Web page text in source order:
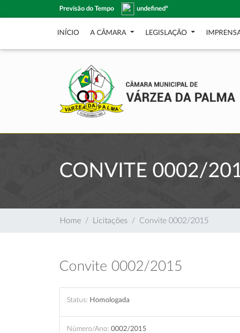
Previsão do Tempo undefinedº
INÍCIO A CÂMARA LEGISLAÇÃO
CONVITE 0002/
Home Licitações Convite 0002/2015
Convite 0002/2015
Status: Homologada
Número/Ano: 0002/2015